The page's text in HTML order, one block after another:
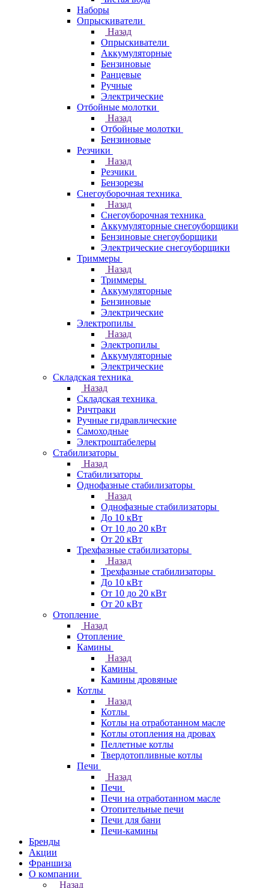
Наборы
Опрыскиватели
Назад
Опрыскиватели
Аккумуляторные
Бензиновые
Ранцевые
Ручные
Электрические
Отбойные молотки
Назад
Отбойные молотки
Бензиновые
Резчики
Назад
Резчики
Бензорезы
Снегоуборочная техника
Назад
Снегоуборочная техника
Аккумуляторные снегоуборщики
Бензиновые снегоуборщики
Электрические снегоуборщики
Триммеры
Назад
Триммеры
Аккумуляторные
Бензиновые
Электрические
Электропилы
Назад
Электропилы
Аккумуляторные
Электрические
Складская техника
Назад
Складская техника
Ричтраки
Ручные гидравлические
Самоходные
Электроштабелеры
Стабилизаторы
Назад
Стабилизаторы
Однофазные стабилизаторы
Назад
Однофазные стабилизаторы
До 10 кВт
От 10 до 20 кВт
От 20 кВт
Трехфазные стабилизаторы
Назад
Трехфазные стабилизаторы
До 10 кВт
От 10 до 20 кВт
От 20 кВт
Отопление
Назад
Отопление
Камины
Назад
Камины
Камины дровяные
Котлы
Назад
Котлы
Котлы на отработанном масле
Котлы отопления на дровах
Пеллетные котлы
Твердотопливные котлы
Печи
Назад
Печи
Печи на отработанном масле
Отопительные печи
Печи для бани
Печи-камины
Бренды
Акции
Франшиза
О компании
Назад